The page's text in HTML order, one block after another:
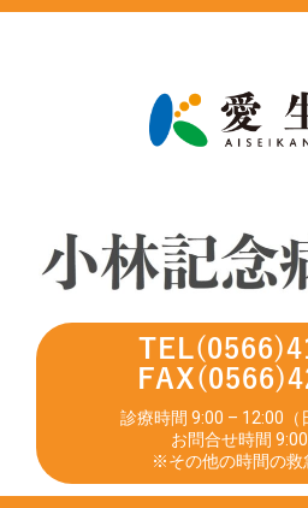
診療時間 9:00 – 12:00（
お問合せ時間
※その他の時間の救